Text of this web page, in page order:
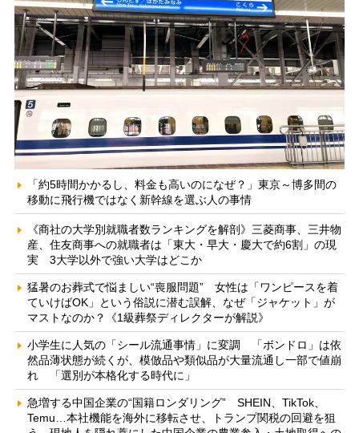
「約5時間かかるし、料金も高いのになぜ？」東京～博多間の
移動に飛行機ではなく新幹線を選ぶ人の事情
《商社の大学別就職者数ランキングを解剖》三菱商事、三井物
産、住友商事への就職者は「東大・早大・慶大で約6割」の現
実 3大学以外で強い大学はどこか
猛暑のお葬式で悩ましい“喪服問題” 女性は「ワンピースを着
ていけばOK」という俗説に潜む誤解、なぜ「ジャケット」が
マストなのか？《1級葬祭ディレクターが解説》
小学生に人気の「シール流通事情」に変調 「ボンドロ」は依
然品薄状態が続くが、模倣品や類似品が大量流通し一部で値崩
れ 「選別が本格化する時代に」
急増する中国企業の“国籍ロンダリング” SHEIN、TikTok、
Temu…本社機能を海外に移転させ、トランプ関税の回避を狙